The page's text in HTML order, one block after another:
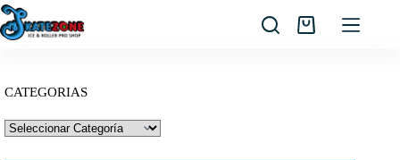
Saltar
al
contenido
Carro
CATEGORIAS